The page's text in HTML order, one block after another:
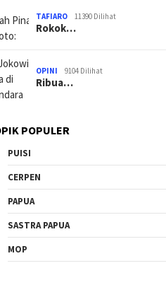
TAFIARO 11390 Dilihat
Rokok…
OPINI 9104 Dilihat
Ribua…
POPULER
PUISI
CERPEN
PAPUA
SASTRA PAPUA
MOP